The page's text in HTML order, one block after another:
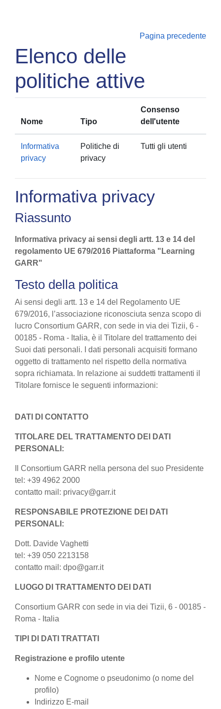
Pagina precedente
Elenco delle
politiche attive
Nome Tipo
Consenso
dell'utente
Informativa
privacy
Politiche di
privacy
Tutti gli utenti
Informativa privacy
Riassunto
Informativa privacy ai sensi degli artt. 13 e 14 del
regolamento UE 679/2016 Piattaforma "Learning
GARR"
Testo della politica
Ai sensi degli artt. 13 e 14 del Regolamento UE
679/2016, l’associazione riconosciuta senza scopo di
lucro Consortium GARR, con sede in via dei Tizii, 6 -
00185 - Roma - Italia, è il Titolare del trattamento dei
Suoi dati personali. I dati personali acquisiti formano
oggetto di trattamento nel rispetto della normativa
sopra richiamata. In relazione ai suddetti trattamenti il
Titolare fornisce le seguenti informazioni:
DATI DI CONTATTO
TITOLARE DEL TRATTAMENTO DEI DATI
PERSONALI:
Il Consortium GARR nella persona del suo Presidente
tel: +39 4962 2000
contatto mail: privacy@garr.it
RESPONSABILE PROTEZIONE DEI DATI
PERSONALI:
Dott. Davide Vaghetti
tel: +39 050 2213158
contatto mail: dpo@garr.it
LUOGO DI TRATTAMENTO DEI DATI
Consortium GARR con sede in via dei Tizii, 6 - 00185 -
Roma - Italia
TIPI DI DATI TRATTATI
Registrazione e profilo utente
Nome e Cognome o pseudonimo (o nome del
profilo)
Indirizzo E-mail